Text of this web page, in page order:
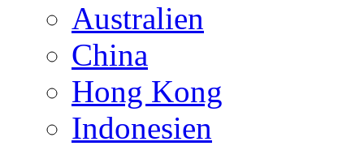
Australien
China
Hong Kong
Indonesien